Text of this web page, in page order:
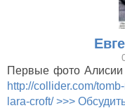
Первые фото
http://collider.com/
lara-croft/ >>>